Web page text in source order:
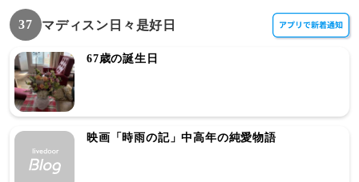
37 マディスン日々是好日
67歳の誕生日
映画「時雨の記」中高年の純愛物語